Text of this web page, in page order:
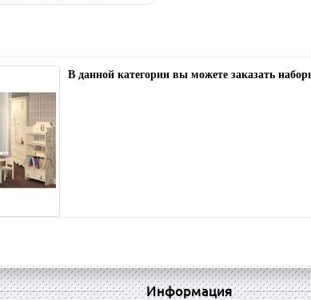
В данной категории вы можете заказать
Информация